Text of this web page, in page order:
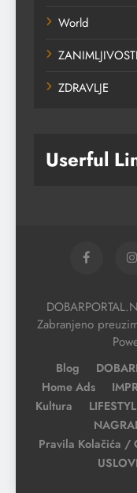
World
ZANIMLJIVOSTI
ZDRAVLJE
Userful
Zabranjeno
Blog
Home Ads
Kultura
Pravila Kolačića /